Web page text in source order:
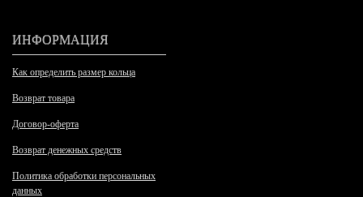
ИНФОРМАЦИЯ
Как определить размер кольца
Возврат товара
Договор-оферта
Возврат денежных средств
Политика обработки персональных
данных